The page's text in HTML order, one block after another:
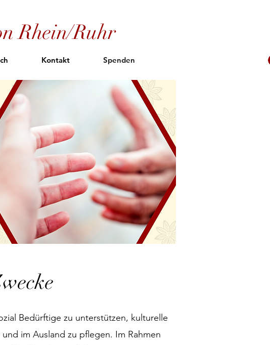
Rhein/Ruhr
Kontakt Spenden
Bedürftige zu unterstützen, kulturelle
im Ausland zu pflegen. Im Rahmen